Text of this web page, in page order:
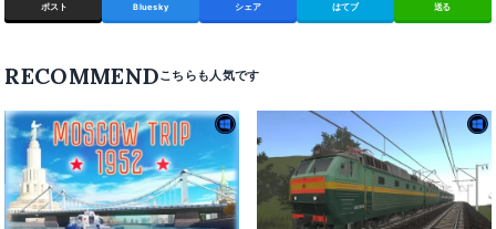
ポスト Bluesky シェア はてブ 送る
RECOMMEND